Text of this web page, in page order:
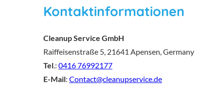
Kontaktinformationen
Cleanup Service GmbH
Raiffeisenstraße 5, 21641 Apensen, Germany
Tel.: 0416 76992177
E-Mail: Contact@cleanupservice.de